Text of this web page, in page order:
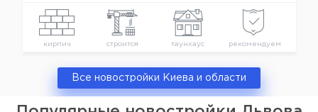
кирпич строится таунхаус рекомендуем
Все новостройки Киева и области